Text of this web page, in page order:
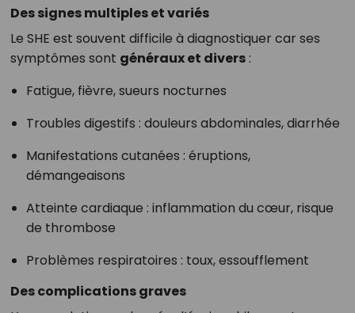
Des signes multiples et variés
Le SHE est souvent difficile à diagnostiquer car ses
symptômes sont généraux et divers:
Fatigue, fièvre, sueurs nocturnes
Troubles digestifs : douleurs abdominales, diarrhée
Manifestations cutanées : éruptions,
démangeaisons
Atteinte cardiaque : inflammation du cœur, risque
de thrombose
Problèmes respiratoires : toux, essoufflement
Des complications graves